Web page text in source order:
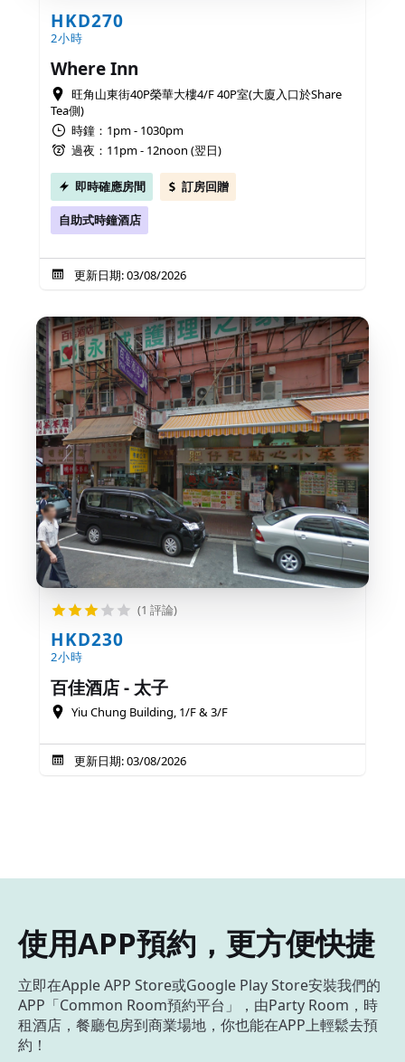
HKD270
2小時
Where Inn
旺角山東街40P榮華大樓4/F 40P室(大廈入口於Share
Tea側)
時鐘：1pm - 1030pm
過夜：11pm - 12noon (翌日)
即時確應房間 訂房回贈
自助式時鐘酒店
更新日期: 03/08/2026
(1 評論)
HKD230
2小時
百佳酒店 - 太子
Yiu Chung Building, 1/F & 3/F
更新日期: 03/08/2026
使用APP預約，更方便快捷
立即在Apple APP Store或Google Play Store安裝我們的
APP「Common Room預約平台」，由Party Room，時
租酒店，餐廳包房到商業場地，你也能在APP上輕鬆去預
約！